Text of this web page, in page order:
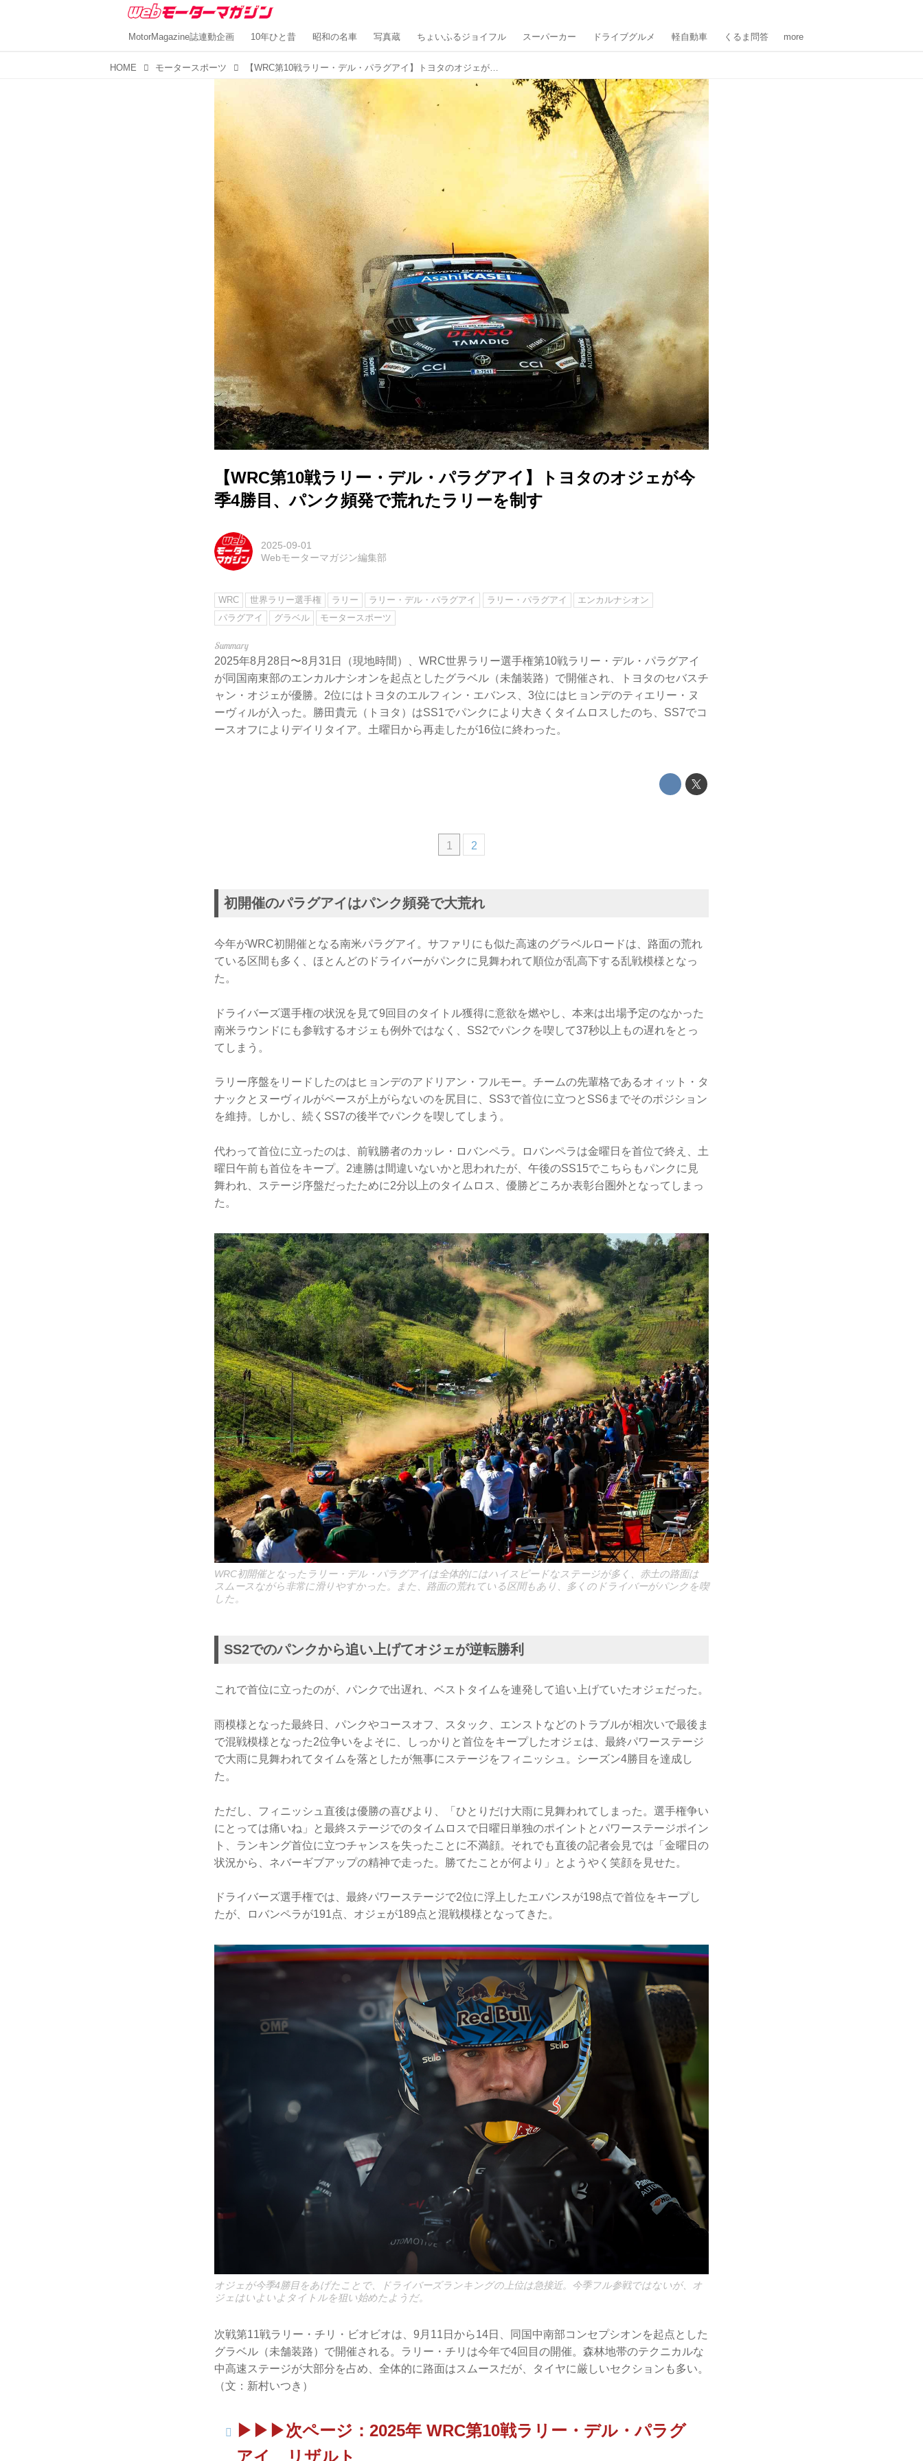
MotorMagazine誌連動企画 10年ひと昔 昭和の名車 写真蔵 ちょいふるジョイフル スーパーカー ドライブグルメ 軽自動車 くるま問答 more
HOME モータースポーツ 【WRC第10戦ラリー・デル・パラグアイ】トヨタのオジェが今季4勝目、パンク頻発で荒れたラリーを制す
【WRC第10戦ラリー・デル・パラグアイ】トヨタのオジェが今
季4勝目、パンク頻発で荒れたラリーを制す
2025-09-01
Webモーターマガジン編集部
WRC 世界ラリー選手権 ラリー ラリー・デル・パラグアイ ラリー・パラグアイ
エンカルナシオン
パラグアイ
グラベル モータースポーツ
2025年8月28日〜8月31日（現地時間）、WRC世界ラリー選手権第10戦ラリー・デル・パラグアイ
が同国南東部のエンカルナシオンを起点としたグラベル（未舗装路）で開催され、トヨタのセバスチ
ャン・オジェが優勝。2位にはトヨタのエルフィン・エバンス、3位にはヒョンデのティエリー・ヌ
ーヴィルが入った。勝田貴元（トヨタ）はSS1でパンクにより大きくタイムロスしたのち、SS7でコ
ースオフによりデイリタイア。土曜日から再走したが16位に終わった。
1 2
初開催のパラグアイはパンク頻発で大荒れ
今年がWRC初開催となる南米パラグアイ。サファリにも似た高速のグラベルロードは、路面の荒れ
ている区間も多く、ほとんどのドライバーがパンクに見舞われて順位が乱高下する乱戦模様となっ
た。
ドライバーズ選手権の状況を見て9回目のタイトル獲得に意欲を燃やし、本来は出場予定のなかった
南米ラウンドにも参戦するオジェも例外ではなく、SS2でパンクを喫して37秒以上もの遅れをとっ
てしまう。
ラリー序盤をリードしたのはヒョンデのアドリアン・フルモー。チームの先輩格であるオィット・タ
ナックとヌーヴィルがペースが上がらないのを尻目に、SS3で首位に立つとSS6までそのポジション
を維持。しかし、続くSS7の後半でパンクを喫してしまう。
代わって首位に立ったのは、前戦勝者のカッレ・ロバンペラ。ロバンペラは金曜日を首位で終え、土
曜日午前も首位をキープ。2連勝は間違いないかと思われたが、午後のSS15でこちらもパンクに見
舞われ、ステージ序盤だったために2分以上のタイムロス、優勝どころか表彰台圏外となってしまっ
た。
WRC初開催となったラリー・デル・パラグアイは全体的にはハイスピードなステージが多く、赤土の路面は
スムースながら非常に滑りやすかった。また、路面の荒れている区間もあり、多くのドライバーがパンクを喫
した。
SS2でのパンクから追い上げてオジェが逆転勝利
これで首位に立ったのが、パンクで出遅れ、ベストタイムを連発して追い上げていたオジェだった。
雨模様となった最終日、パンクやコースオフ、スタック、エンストなどのトラブルが相次いで最後ま
で混戦模様となった2位争いをよそに、しっかりと首位をキープしたオジェは、最終パワーステージ
で大雨に見舞われてタイムを落としたが無事にステージをフィニッシュ。シーズン4勝目を達成し
た。
ただし、フィニッシュ直後は優勝の喜びより、「ひとりだけ大雨に見舞われてしまった。選手権争い
にとっては痛いね」と最終ステージでのタイムロスで日曜日単独のポイントとパワーステージポイン
ト、ランキング首位に立つチャンスを失ったことに不満顔。それでも直後の記者会見では「金曜日の
状況から、ネバーギブアップの精神で走った。勝てたことが何より」とようやく笑顔を見せた。
ドライバーズ選手権では、最終パワーステージで2位に浮上したエバンスが198点で首位をキープし
たが、ロバンペラが191点、オジェが189点と混戦模様となってきた。
オジェが今季4勝目をあげたことで、ドライバーズランキングの上位は急接近。今季フル参戦ではないが、オ
ジェはいよいよタイトルを狙い始めたようだ。
次戦第11戦ラリー・チリ・ビオビオは、9月11日から14日、同国中南部コンセプシオンを起点とした
グラベル（未舗装路）で開催される。ラリー・チリは今年で4回目の開催。森林地帯のテクニカルな
中高速ステージが大部分を占め、全体的に路面はスムースだが、タイヤに厳しいセクションも多い。
（文：新村いつき）
▶︎▶︎▶︎次ページ：2025年 WRC第10戦ラリー・デル・パラグ
アイ リザルト